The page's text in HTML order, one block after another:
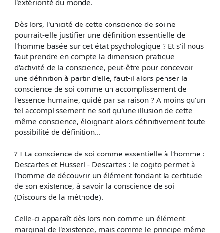
l'extériorité du monde.
Dès lors, l'unicité de cette conscience de soi ne
pourrait-elle justifier une définition essentielle de
l'homme basée sur cet état psychologique ? Et s'il nous
faut prendre en compte la dimension pratique
d'activité de la conscience, peut-être pour concevoir
une définition à partir d'elle, faut-il alors penser la
conscience de soi comme un accomplissement de
l'essence humaine, guidé par sa raison ? A moins qu'un
tel accomplissement ne soit qu'une illusion de cette
même conscience, éloignant alors définitivement toute
possibilité de définition...
? I La conscience de soi comme essentielle à l'homme :
Descartes et Husserl - Descartes : le cogito permet à
l'homme de découvrir un élément fondant la certitude
de son existence, à savoir la conscience de soi
(Discours de la méthode).
Celle-ci apparaît dès lors non comme un élément
marginal de l'existence, mais comme le principe même